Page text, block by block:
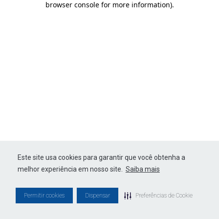
Este site usa cookies para garantir que você obtenha a
melhor experiência em nosso site. Saiba mais
Permitir cookies Dispensar Preferências de Cookie
browser console for more information).